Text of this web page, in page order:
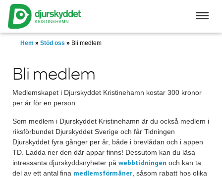
Skip
main
contentHem » Stöd oss » Bli medlem
Bli medlem
Medlemskapet i Djurskyddet Kristinehamn kostar 300 kronor
per år för en person.
Som medlem i Djurskyddet Kristinehamn är du också medlem i
riksförbundet Djurskyddet Sverige och får Tidningen
Djurskyddet fyra gånger per år, både i brevlådan och i appen
TD. Ladda ner den där appar finns! Dessutom kan du läsa
intressanta djurskyddsnyheter på webbtidningen och kan ta
del av ett antal fina medlemsförmåner , såsom rabatt hos olika